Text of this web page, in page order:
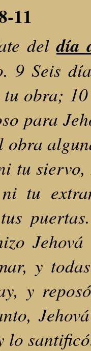
11
deldía
9 Seis
obra;
para
obra
tu
tu
y
y
lo